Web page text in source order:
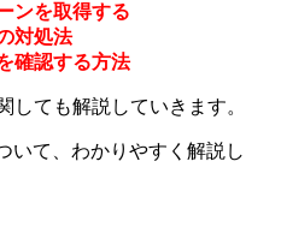
ンを取得する
対処法
確認する方法
しても解説していきます。
いて、わかりやすく解説し